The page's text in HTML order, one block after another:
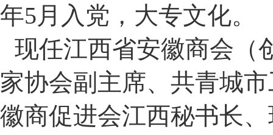
年5月入党，大专文化。
现任江西省安徽商会（
家协会副主席、共青城
徽商促进会江西秘书长